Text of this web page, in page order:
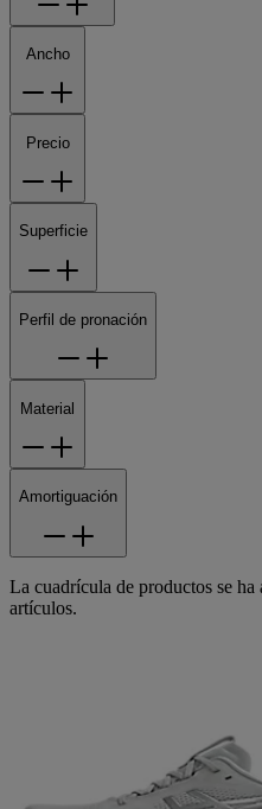
Ancho
Precio
Superficie
Perfil de pronación
Material
Amortiguación
La cuadrícula de productos se
artículos.